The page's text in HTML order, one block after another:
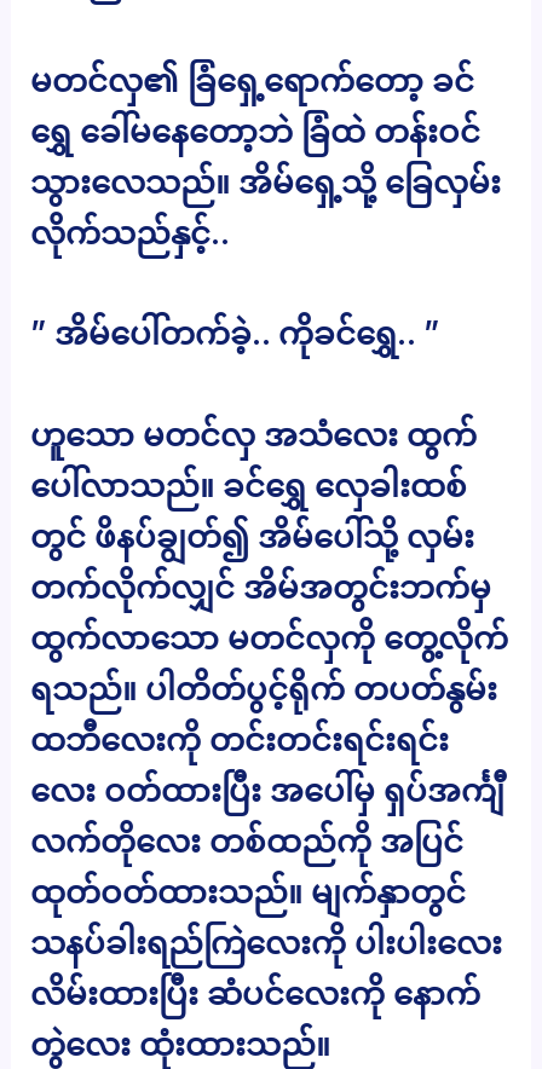
မတင်လှ၏ ခြံရှေ့ရောက်တော့ ခင်
ရွှေ ခေါ်မနေတော့ဘဲ ခြံထဲ တန်းဝင်
သွားလေသည်။ အိမ်ရှေ့သို့ ခြေလှမ်း
လိုက်သည်နှင့်..
” အိမ်ပေါ်တက်ခဲ့.. ကိုခင်ရွှေ.. ”
ဟူသော မတင်လှ အသံလေး ထွက်
ပေါ်လာသည်။ ခင်ရွှေ လှေခါးထစ်
တွင် ဖိနပ်ချွတ်၍ အိမ်ပေါ်သို့ လှမ်း
တက်လိုက်လျှင် အိမ်အတွင်းဘက်မှ
ထွက်လာသော မတင်လှကို တွေ့လိုက်
ရသည်။ ပါတိတ်ပွင့်ရိုက် တပတ်နွမ်း
ထဘီလေးကို တင်းတင်းရင်းရင်း
လေး ဝတ်ထားပြီး အပေါ်မှ ရှပ်အင်္ကျီ
လက်တိုလေး တစ်ထည်ကို အပြင်
ထုတ်ဝတ်ထားသည်။ မျက်နှာတွင်
သနပ်ခါးရည်ကြဲလေးကို ပါးပါးလေး
လိမ်းထားပြီး ဆံပင်လေးကို နောက်
တွဲလေး ထုံးထားသည်။